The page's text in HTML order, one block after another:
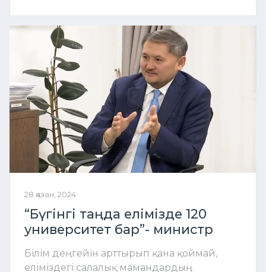
28 қазан, 2024
“Бүгінгі таңда елімізде 120
университет бар”- министр
Білім деңгейін арттырып қана қоймай,
еліміздегі салалық мамандардың